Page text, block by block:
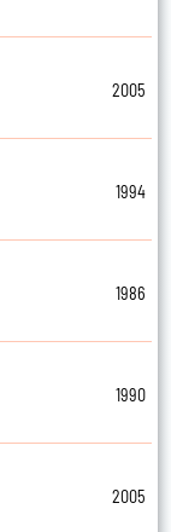
2005
1994
1986
1990
2005